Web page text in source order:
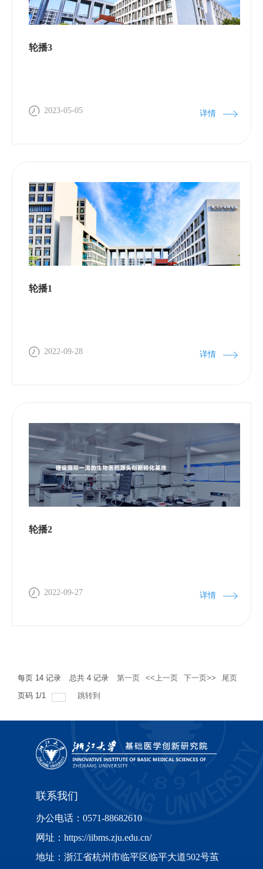
轮播3
2023-05-05 详情
轮播1
2022-09-28 详情
轮播2
2022-09-27 详情
每页 14 记录 总共 4 记录 第一页 <<上一页 下一页>>
尾页
页码 1/1 跳转到
联系我们
办公电话：0571-88682610
网址：https://iibms.zju.edu.cn/
地址：浙江省杭州市临平区临平大道502号茧